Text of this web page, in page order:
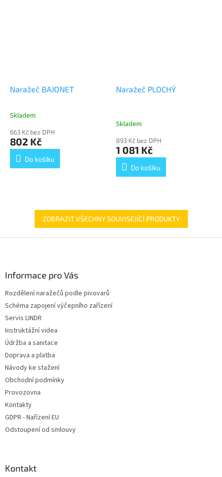
Naražeč BAJONET
Průměrné
produktu
je
5,0
Skladem
663 Kč bez DPH
802 Kč
Do košíku
Naražeč PLOCHÝ
Skladem
893 Kč bez DPH
1 081 Kč
Do košíku
ZOBRAZIT VŠECHNY SOUVISEJÍCÍ PRODUKTY
Informace pro Vás
Rozdělení naražečů podle pivovarů
Schéma zapojení výčepního zařízení
Servis LINDR
Instruktážní videa
Údržba a sanitace
Doprava a platba
Návody ke stažení
Obchodní podmínky
Provozovna
Kontakty
GDPR - Nařízení EU
Odstoupení od smlouvy
Kontakt